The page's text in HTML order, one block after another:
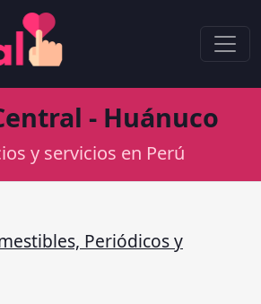
- Huánuco
y servicios en Perú
Periódicos y